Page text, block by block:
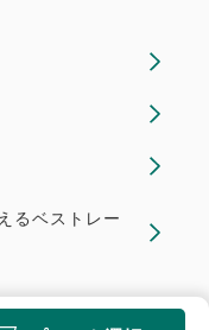
るベストレー
All rights reserved.